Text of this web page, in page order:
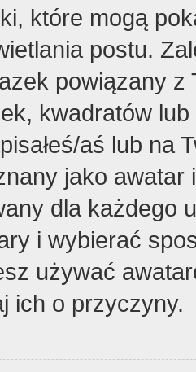
które mogą
postu.
powiązany z
kwadratów
aś lub na
jako
dla każdego
i wybierać
używać
ich o przyczyny.